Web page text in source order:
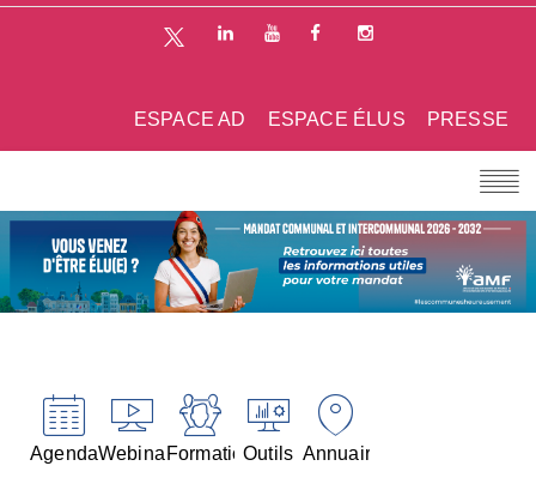
PRESSE
ESPACE ÉLUS
ESPACE AD
AgendaWebinairesFormationsOutils Annuaires